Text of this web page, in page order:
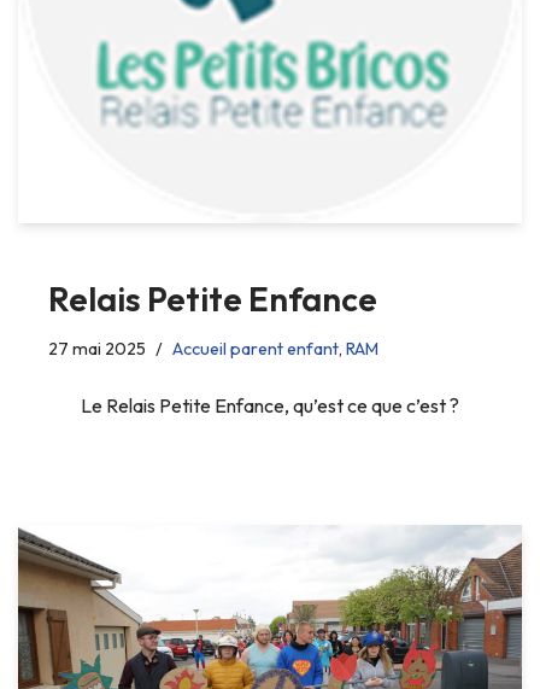
Relais Petite Enfance
27 mai 2025 Accueil parent enfant, RAM
Le Relais Petite Enfance, qu’est ce que c’est ?